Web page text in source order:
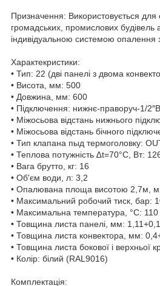
Призначення: Використовується для
громадських, промислових будівель
індивідуальною системою опалення
Характекристики:
• Тип: 22 (дві панелі з двома
• Висота, мм: 500
• Довжина, мм: 600
• Підключення: нижнє-праворуч-1/
• Міжосьова відстань нижнього
• Міжосьова відстань бічного
• Тип клапана пыд термоголовку:
• Теплова потужність ∆t=70°C, Вт:
• Вага брутто, кг: 16
• Об'єм води, л: 3,2
• Опалювана площа висотою 2,7м,
• Максимальний робочий тиск, бар:
• Максимальна температура, °С: 110
• Товщина листа панелі, мм: 1,11+0,1
• Товщина листа конвектора, мм:
• Товщина листа бокової і верхньої
• Колір: білий (RAL9016)
Комплектація: